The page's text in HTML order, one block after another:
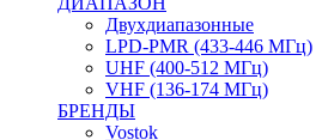
Двухдиапазонные
LPD-PMR (433-446 МГц)
UHF (400-512 МГц)
VHF (136-174 МГц)
БРЕНДЫ
Vostok